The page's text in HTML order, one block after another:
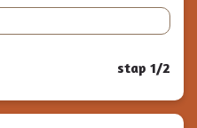
stap 1/2